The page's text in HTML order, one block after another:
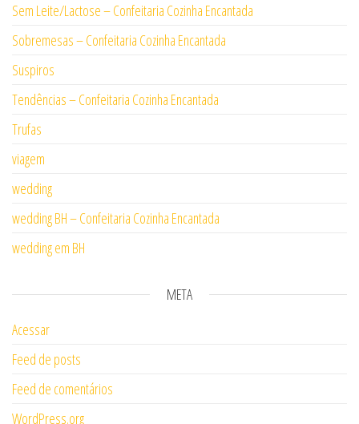
Sem Leite/Lactose – Confeitaria Cozinha Encantada
Sobremesas – Confeitaria Cozinha Encantada
Suspiros
Tendências – Confeitaria Cozinha Encantada
Trufas
viagem
wedding
wedding BH – Confeitaria Cozinha Encantada
wedding em BH
META
Acessar
Feed de posts
Feed de comentários
WordPress.org